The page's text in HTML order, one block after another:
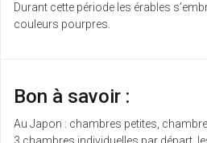
Durant cette période les érables
couleurs pourpres.
Bon à savoir :
Au Japon : chambres petites,